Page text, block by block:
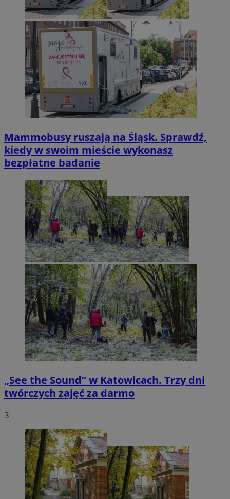
Mammobusy ruszają na Śląsk. Sprawdź,
kiedy w swoim mieście wykonasz
bezpłatne badanie
„See the Sound” w Katowicach. Trzy dni
twórczych zajęć za darmo
3